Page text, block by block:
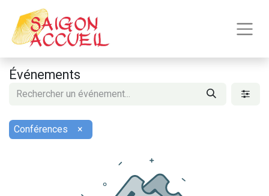
Événements
Conférences ×